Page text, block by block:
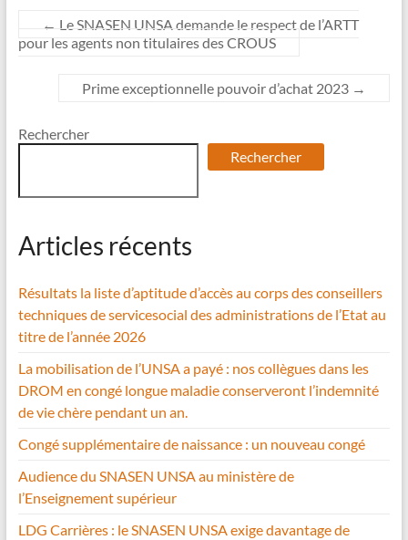
← Le SNASEN UNSA demande le respect de l’ARTT
pour les agents non titulaires des CROUS
Prime exceptionnelle pouvoir d’achat 2023 →
Rechercher
Rechercher
Articles récents
Résultats la liste d’aptitude d’accès au corps des conseillers
techniques de servicesocial des administrations de l’Etat au
titre de l’année 2026
La mobilisation de l’UNSA a payé : nos collègues dans les
DROM en congé longue maladie conserveront l’indemnité
de vie chère pendant un an.
Congé supplémentaire de naissance : un nouveau congé
Audience du SNASEN UNSA au ministère de
l’Enseignement supérieur
LDG Carrières : le SNASEN UNSA exige davantage de